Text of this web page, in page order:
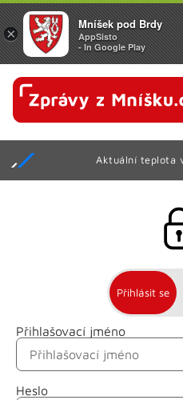
Aktuální teplota
Přihlásit se
Přihlašovací jméno
Heslo
Jméno
Příjmení
×
Mníšek pod Brdy
AppSisto
- In Google Play